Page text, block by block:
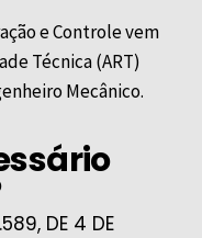
e Controle vem
Técnica (ART)
Mecânico.
DE 4 DE